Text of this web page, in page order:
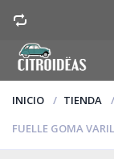
INICIO TIENDA
FUELLE GOMA